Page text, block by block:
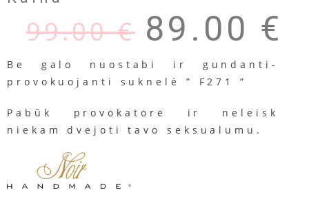
99.00€ 89.00 €
Be galo nuostabi ir gundanti-
provokuojanti suknelė ” F271 ”
Pabūk provokatore ir neleisk
niekam dvejoti tavo seksualumu.